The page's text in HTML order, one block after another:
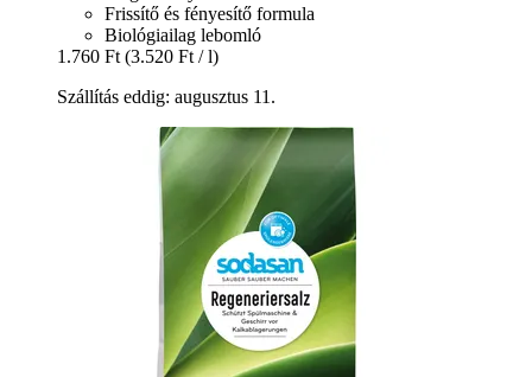
Frissítő és fényesítő formula
Biológiailag lebomló
1.760 Ft (3.520 Ft / l)
Szállítás eddig: augusztus 11.